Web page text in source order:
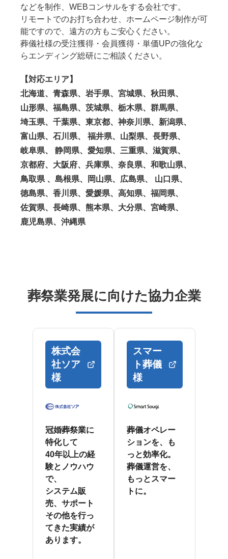
などを制作、WEBコンサルをする会社です。
リモートでのお打ち合わせ、ホームページ制作が可
能ですので、遠方の方もご安心ください。
葬儀社様の受注獲得・会員獲得・単価UPの強化な
らエンディング総研にご相談ください。
【対応エリア】
北海道、青森県、岩手県、宮城県、秋田県、
山形県、福島県、茨城県、栃木県、群馬県、
埼玉県、千葉県、東京都、神奈川県、新潟県、
富山県、石川県、 福井県、山梨県、長野県、
岐阜県、 静岡県、愛知県、三重県、滋賀県、
京都府、大阪府、兵庫県、奈良県、和歌山県、
鳥取県 、島根県、岡山県、広島県、 山口県、
徳島県、香川県、愛媛県、高知県、福岡県、
佐賀県、長崎県、熊本県、大分県、宮崎県、
鹿児島県、沖縄県
葬祭業発展に向けた協力企業
株式会
社ソア
様
冠婚葬祭業に
特化して
40年以上の経
験とノウハウ
で、
システム販
売、サポート
その他を行っ
てきた実績が
あります。
スマー
ト葬儀
様
葬儀オペレー
ションを、も
っと効率化。
葬儀運営を、
もっとスマー
トに。